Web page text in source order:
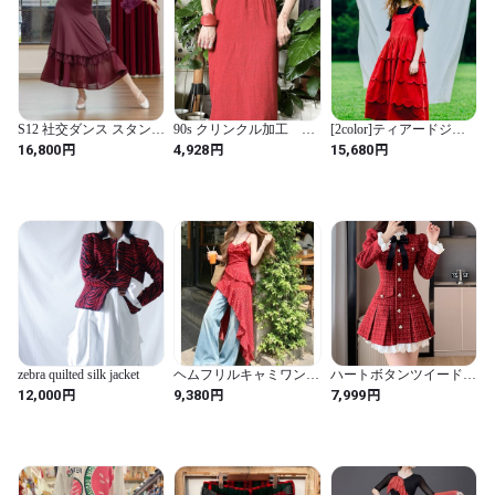
S12 社交ダンス スタンダ
ードダンス スカート
16,800円
90s クリンクル加工 テ
クスチャー ウエストギ
ャザー ワンピース
4,928円
[2color]ティアードジャ
ンパーワンピース I022
15,680円
zebra quilted silk jacket
12,000円
ヘムフリルキャミワンピ
ース 01069
9,380円
ハートボタンツイードプ
リーツミニワンピ ・
72279
7,999円